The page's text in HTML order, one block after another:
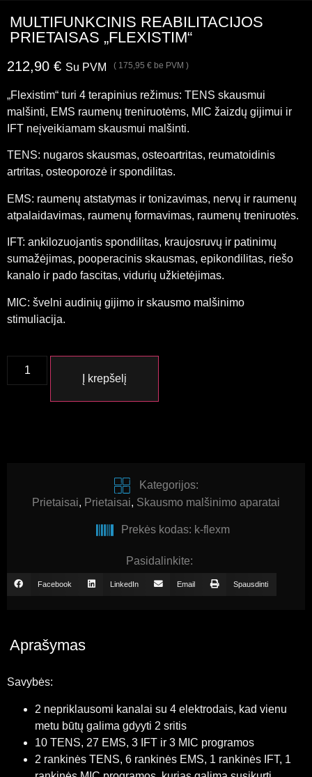
MULTIFUNKCINIS REABILITACIJOS
PRIETAISAS „FLEXISTIM“
212,90 € Su PVM ( 175,95 € be PVM )
„Flexistim“ turi 4 terapinius režimus: TENS skausmui
malšinti, EMS raumenų treniruotėms, MIC žaizdų gijimui ir
IFT neįveikiamam skausmui malšinti.
TENS: nugaros skausmas, osteoartritas, reumatoidinis
artritas, osteoporozė ir spondilitas.
EMS: raumenų atstatymas ir tonizavimas, nervų ir raumenų
atpalaidavimas, raumenų formavimas, raumenų treniruotės.
IFT: ankilozuojantis spondilitas, kraujosruvų ir patinimų
sumažėjimas, pooperacinis skausmas, epikondilitas, riešo
kanalo ir pado fascitas, vidurių užkietėjimas.
MIC: švelni audinių gijimo ir skausmo malšinimo
stimuliacija.
Į krepšelį
Kategorijos:
Prietaisai, Prietaisai, Skausmo malšinimo aparatai
Prekės kodas: k-flexm
Pasidalinkite:
Facebook LinkedIn Email Spausdinti
Aprašymas
Savybės:
2 nepriklausomi kanalai su 4 elektrodais, kad vienu
metu būtų galima gdyyti 2 sritis
10 TENS, 27 EMS, 3 IFT ir 3 MIC programos
2 rankinės TENS, 6 rankinės EMS, 1 rankinės IFT, 1